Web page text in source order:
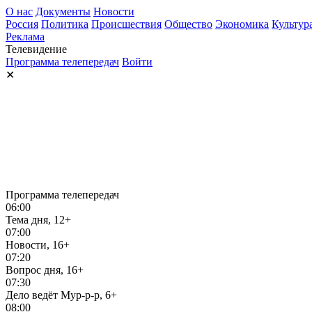
О нас Документы Новости
Россия Политика Происшествия Общество Экономика
Реклама
Телевидение
Программа телепередач Войти
✕
Программа телепередач
06:00
Тема дня, 12+
07:00
Новости, 16+
07:20
Вопрос дня, 16+
07:30
Дело ведёт Мур-р-р, 6+
08:00